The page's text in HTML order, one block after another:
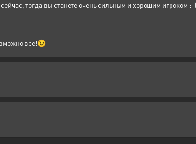
тогда вы станете очень сильным и хорошим игроком :-)
все!😉